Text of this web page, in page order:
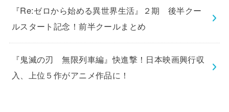
『Re:ゼロから始める異世界生活』２期 後半クー
ルスタート記念！前半クールまとめ
『鬼滅の刃 無限列車編』快進撃！日本映画興行収
入、上位５作がアニメ作品に！